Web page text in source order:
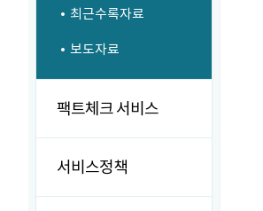
최근수록자료
보도자료
팩트체크 서비스
서비스정책